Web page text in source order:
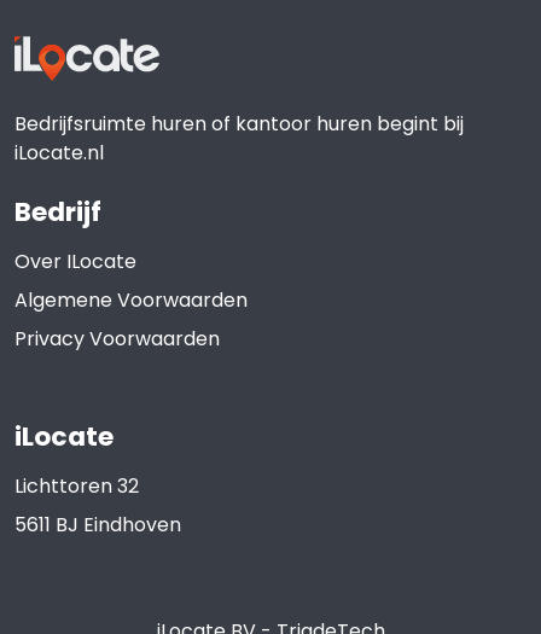
Bedrijfsruimte huren of kantoor huren begint bij
iLocate.nl
Bedrijf
Over ILocate
Algemene Voorwaarden
Privacy Voorwaarden
iLocate
Lichttoren 32
5611 BJ Eindhoven